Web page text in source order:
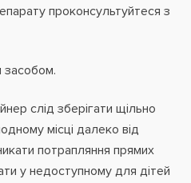
проконсультуйтеся з
засобом.
слід зберігати щільно
місці далеко від
потрапляння прямих
у недоступному для дітей